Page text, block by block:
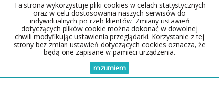
Ta strona wykorzystuje pliki cookies w celach statystycznych
oraz w celu dostosowania naszych serwisów do
indywidualnych potrzeb klientów. Zmiany ustawień
dotyczących plików cookie można dokonać w dowolnej
chwili modyfikując ustawienia przeglądarki. Korzystanie z tej
strony bez zmian ustawień dotyczących cookies oznacza, że
będą one zapisane w pamięci urządzenia.
rozumiem